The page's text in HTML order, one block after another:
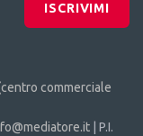
ISCRIVIMI
commerciale
| P.I.